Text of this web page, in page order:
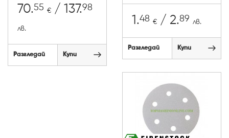
70.55 € / 137.98
лв.
Разгледай Купи
1.48 € / 2.89 лв.
Разгледай Купи